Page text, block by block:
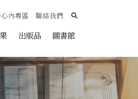
出版品 圖書館
內專區 聯絡我們 search